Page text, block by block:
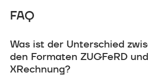
FAQ
Was ist der Unterschied
den Formaten ZUGFeRD und
XRechnung?